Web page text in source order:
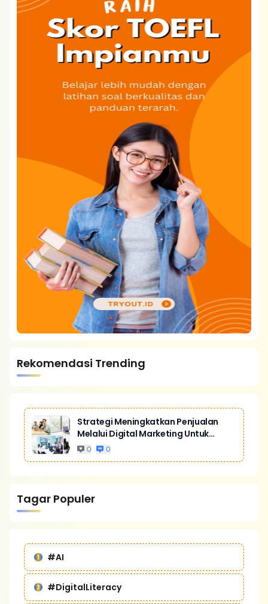
Rekomendasi Trending
Strategi Meningkatkan Penjualan
Melalui Digital Marketing Untuk
Bisnis Yang Lebih Kompetitif
0 0
Tagar Populer
#AI
#DigitalLiteracy